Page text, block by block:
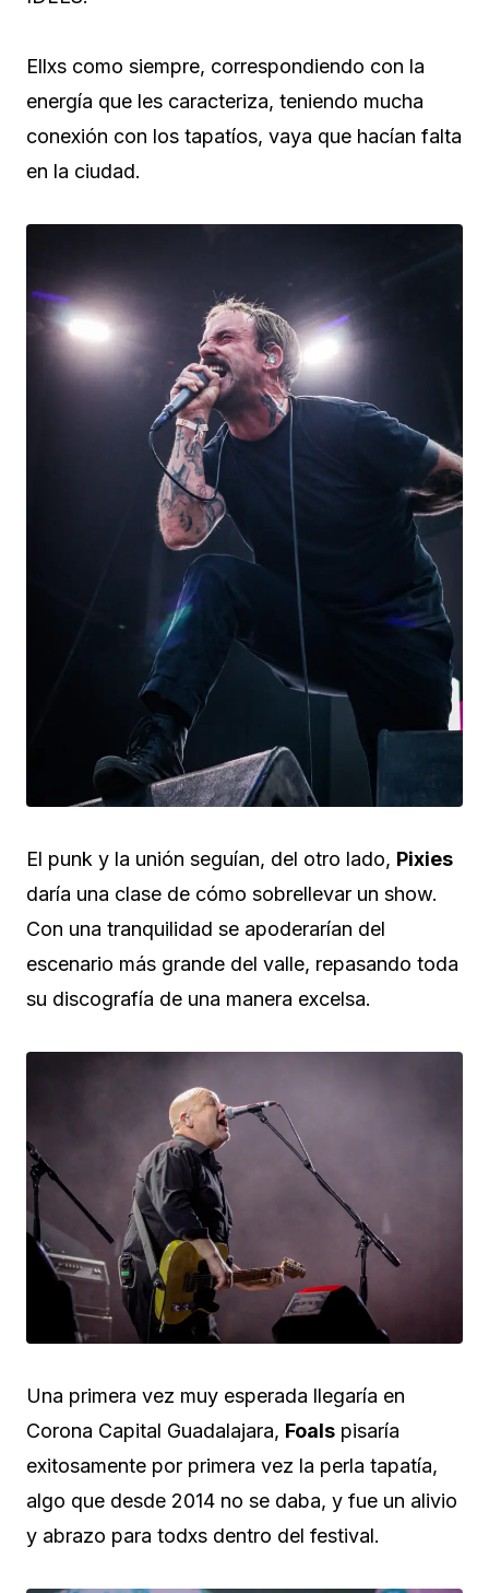
Ellxs como siempre, correspondiendo con la
energía que les caracteriza, teniendo mucha
conexión con los tapatíos, vaya que hacían falta
en la ciudad.
El punk y la unión seguían, del otro lado, Pixies
daría una clase de cómo sobrellevar un show.
Con una tranquilidad se apoderarían del
escenario más grande del valle, repasando toda
su discografía de una manera excelsa.
Una primera vez muy esperada llegaría en
Corona Capital Guadalajara, Foals pisaría
exitosamente por primera vez la perla tapatía,
algo que desde 2014 no se daba, y fue un alivio
y abrazo para todxs dentro del festival.